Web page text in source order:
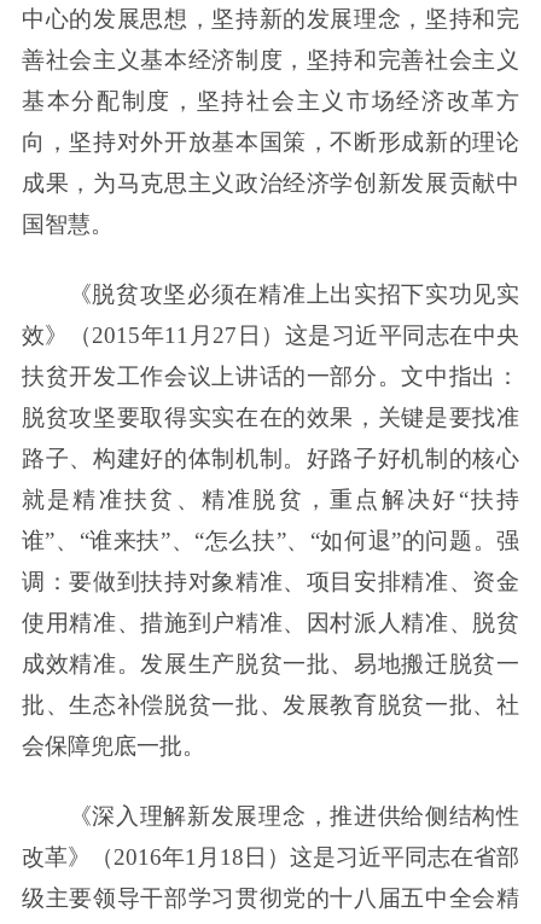
中心的发展思想，坚持新的发展理念，坚持和完
善社会主义基本经济制度，坚持和完善社会主义
基本分配制度，坚持社会主义市场经济改革方
向，坚持对外开放基本国策，不断形成新的理论
成果，为马克思主义政治经济学创新发展贡献中
国智慧。
《脱贫攻坚必须在精准上出实招下实功见实
效》（2015年11月27日）这是习近平同志在中央
扶贫开发工作会议上讲话的一部分。文中指出：
脱贫攻坚要取得实实在在的效果，关键是要找准
路子、构建好的体制机制。好路子好机制的核心
就是精准扶贫、精准脱贫，重点解决好“扶持
谁”、“谁来扶”、“怎么扶”、“如何退”的问题。强
调：要做到扶持对象精准、项目安排精准、资金
使用精准、措施到户精准、因村派人精准、脱贫
成效精准。发展生产脱贫一批、易地搬迁脱贫一
批、生态补偿脱贫一批、发展教育脱贫一批、社
会保障兜底一批。
《深入理解新发展理念，推进供给侧结构性
改革》（2016年1月18日）这是习近平同志在省部
级主要领导干部学习贯彻党的十八届五中全会精